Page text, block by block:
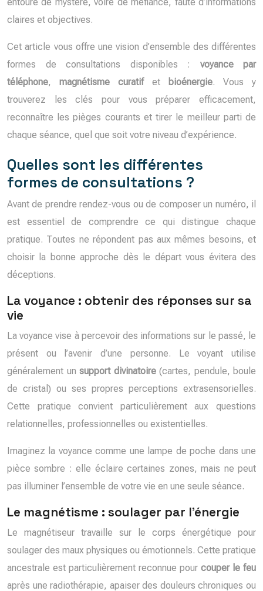
claires et objectives.
Cet article vous offre une vision d’ensemble des différentes
formes de consultations disponibles : voyance par
téléphone, magnétisme curatifet bioénergie. Vous y
trouverez les clés pour vous préparer efficacement,
reconnaître les pièges courants et tirer le meilleur parti de
chaque séance, quel que soit votre niveau d’expérience.
Quelles sont les différentes
formes de consultations ?
Avant de prendre rendez-vous ou de composer un numéro, il
est essentiel de comprendre ce qui distingue chaque
pratique. Toutes ne répondent pas aux mêmes besoins, et
choisir la bonne approche dès le départ vous évitera des
déceptions.
La voyance : obtenir des réponses sur sa
vie
La voyance vise à percevoir des informations sur le passé, le
présent ou l’avenir d’une personne. Le voyant utilise
généralement un support divinatoire(cartes, pendule, boule
de cristal) ou ses propres perceptions extrasensorielles.
Cette pratique convient particulièrement aux questions
relationnelles, professionnelles ou existentielles.
Imaginez la voyance comme une lampe de poche dans une
pièce sombre : elle éclaire certaines zones, mais ne peut
pas illuminer l’ensemble de votre vie en une seule séance.
Le magnétisme : soulager par l’énergie
Le magnétiseur travaille sur le corps énergétique pour
soulager des maux physiques ou émotionnels. Cette pratique
ancestrale est particulièrement reconnue pour couper le feu
après une radiothérapie, apaiser des douleurs chroniques ou